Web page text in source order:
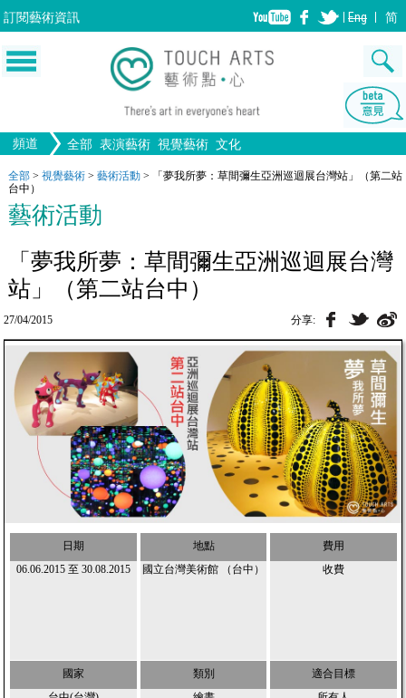
訂閱藝術資訊 Eng 简
頻道 全部 表演藝術 視覺藝術 文化
音樂 舞蹈
戲劇
歌劇/音樂劇
全部表演藝術
繪畫 畫圖 版畫 設計
手工藝
生活 文物 全部文化
全部 > 視覺藝術 > 藝術活動 >
「夢我所夢：草間彌生亞洲巡迴展台灣站」（第二站
台中）
藝術活動
「夢我所夢：草間彌生亞洲巡迴展台灣
站」（第二站台中）
27/04/2015 分享:
日期
06.06.2015至 30.08.2015
地點
國立台灣美術館 （台中）
費用
收費
國家
類別
適合目標